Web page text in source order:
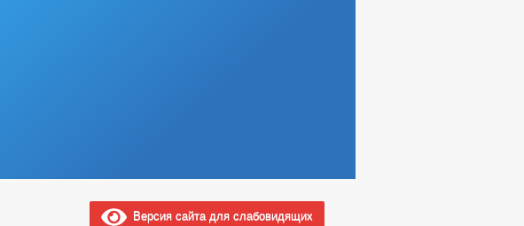
Версия сайта для слабовидящих